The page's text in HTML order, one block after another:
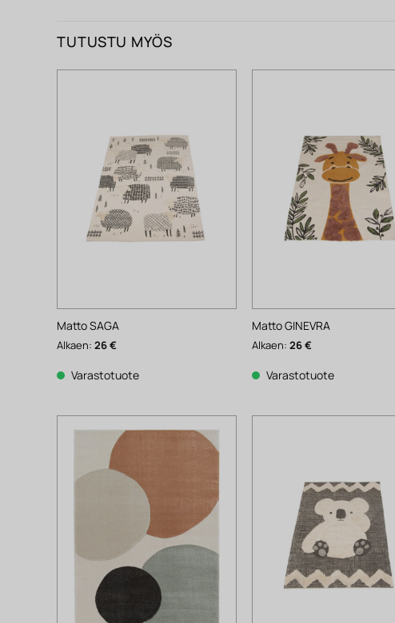
TUTUSTU MYÖS
Matto SAGA
Alkaen: 26€
Varastotuote
Matto GINEVRA
Alkaen:26€
Varastotuote